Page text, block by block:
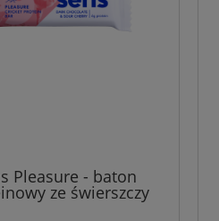
Pleasure - baton
ze świerszczy
czekolada i wiśnia